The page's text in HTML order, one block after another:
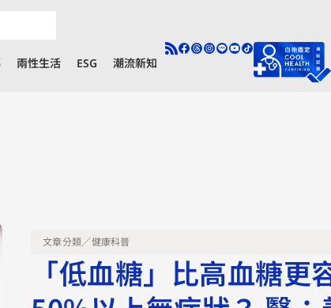
兩性生活 ESG 潮流新知
文章分類／健康科普
「低血糖」比高血糖更